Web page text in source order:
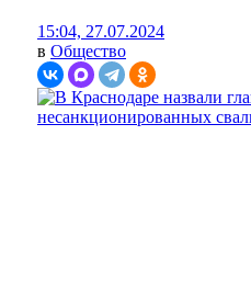
15:04, 27.07.2024
в Общество